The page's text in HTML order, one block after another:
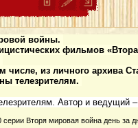
войны.
фильмов
из личного архива
телезрителям.
Автор и ведущий
серии Вторя мировая война день за